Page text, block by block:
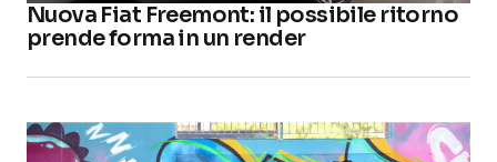
Nuova Fiat Freemont: il possibile ritorno
prende forma in un render